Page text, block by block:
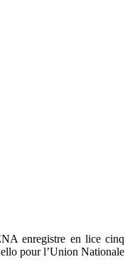
enregistre en lice cinq
pour l’Union Nationale